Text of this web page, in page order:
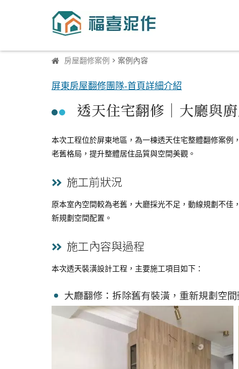
房屋翻修案例 > 案例內容
屏東房屋翻修團隊-首頁詳細介紹
透天住宅翻修｜大廳與
本次工程位於屏東地區，為一棟透天住宅整體翻修案例
老舊格局，提升整體居住品質與空間美觀。
施工前狀況
原本室內空間較為老舊，大廳採光不足，動線規劃不
新規劃空間配置。
施工內容與過程
本次透天裝潢設計工程，主要施工項目如下：
大廳翻修：拆除舊有裝潢，重新規劃空